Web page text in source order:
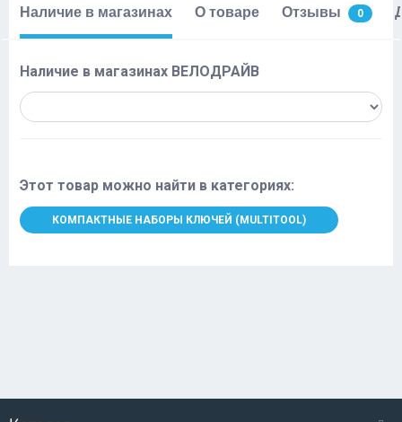
Наличие в магазинах О товаре Отзывы 0
Наличие в магазинах ВЕЛОДРАЙВ
Этот товар можно найти в категориях:
КОМПАКТНЫЕ НАБОРЫ КЛЮЧЕЙ (MULTITOOL)